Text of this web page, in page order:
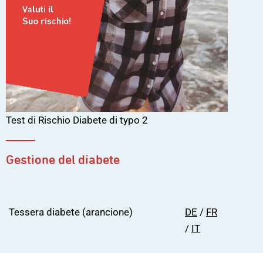
Test di Rischio Diabete di typo 2
Gestione del diabete
Tessera diabete (arancione) DE / FR
/ IT